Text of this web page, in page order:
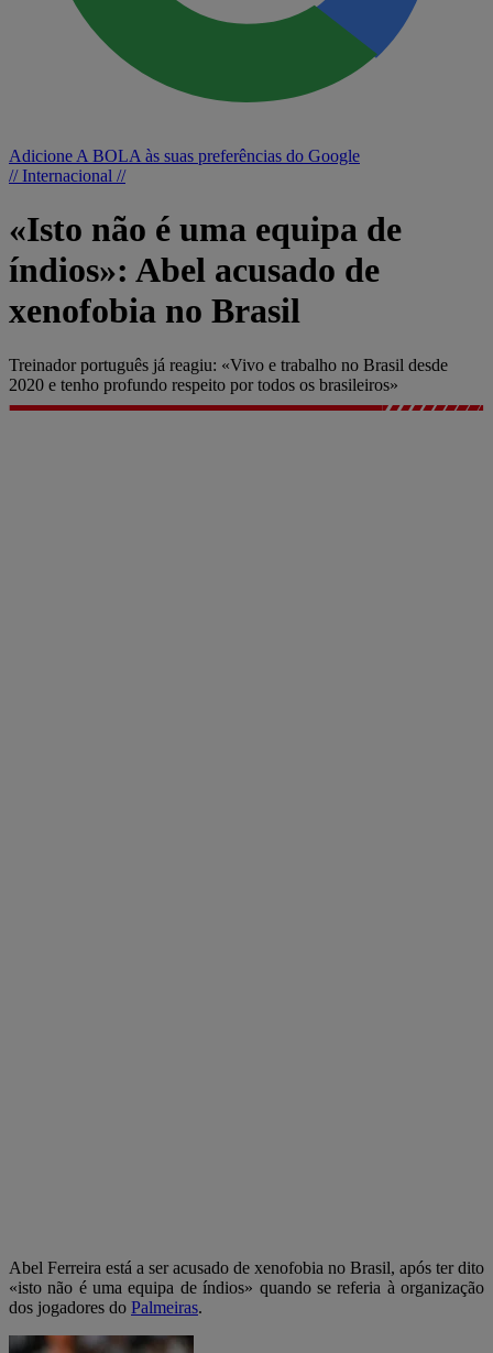
Adicione A BOLA às suas preferências do Google
// Internacional //
«Isto não é uma equipa de
índios»: Abel acusado de
xenofobia no Brasil
Treinador português já reagiu: «Vivo e trabalho no Brasil desde
2020 e tenho profundo respeito por todos os brasileiros»
Abel Ferreira está a ser acusado de xenofobia no Brasil, após ter dito
«isto não é uma equipa de índios» quando se referia à organização
dos jogadores do Palmeiras.